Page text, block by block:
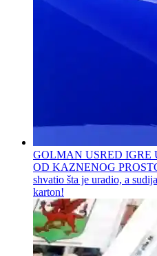
GOLMAN USRED IGRE
OD KAZNENOG
shvatio šta je uradio, a
karton!